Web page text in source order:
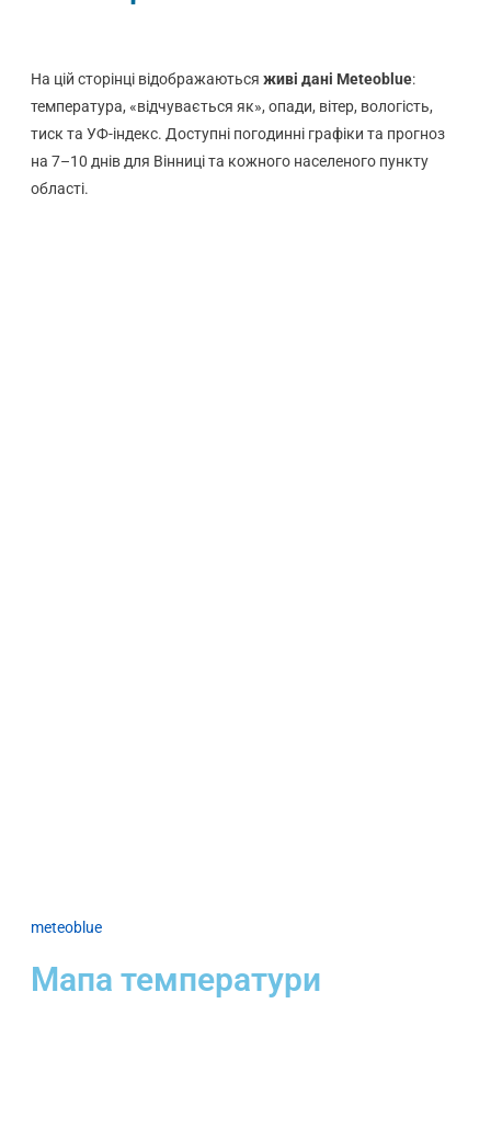
На цій сторінці відображаються живі дані Meteoblue:
температура, «відчувається як», опади, вітер, вологість,
тиск та УФ-індекс. Доступні погодинні графіки та прогноз
на 7–10 днів для Вінниці та кожного населеного пункту
області.
meteoblue
Мапа температури